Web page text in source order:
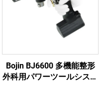
Bojin BJ6600 多機能整形
外科用パワーツールシステ